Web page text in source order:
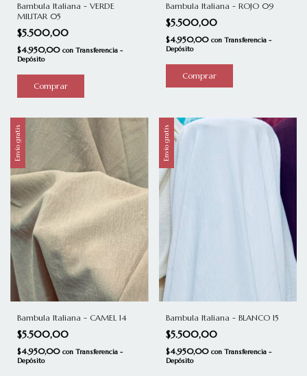
Bambula Italiana - VERDE
MILITAR 05
$5.500,00
$4.950,00 con Transferencia -
Depósito
Bambula Italiana - ROJO 09
$5.500,00
$4.950,00 con Transferencia -
Depósito
Envío gratis
Bambula Italiana - CAMEL 14
$5.500,00
$4.950,00 con Transferencia -
Depósito
Envío gratis
Bambula Italiana - BLANCO 15
$5.500,00
$4.950,00 con Transferencia -
Depósito